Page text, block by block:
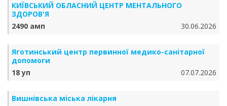
КИЇВСЬКИЙ ОБЛАСНИЙ ЦЕНТР МЕНТАЛЬНОГО
ЗДОРОВ'Я
2490 амп
30.06.2026
Яготинський центр первинної медико-санітарної
допомоги
18 уп
07.07.2026
Вишнівська міська лікарня